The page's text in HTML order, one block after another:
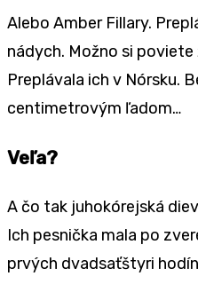
Alebo Amber Fillary.
nádych. Možno si
Preplávala ich v Nórsku.
centimetrovým ľadom…
Veľa?
A čo tak juhokórejská
Ich pesnička mala po
prvých dvadsaťštyri